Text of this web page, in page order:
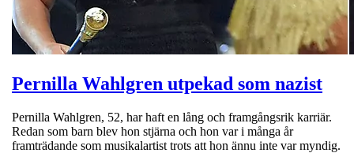
Pernilla Wahlgren utpekad som nazist
Pernilla Wahlgren, 52, har haft en lång och framgångsrik karriär.
Redan som barn blev hon stjärna och hon var i många år
framträdande som musikalartist trots att hon ännu inte var myndig.